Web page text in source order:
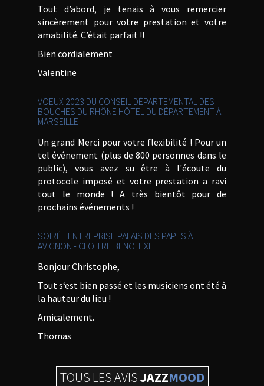
Tout d’abord, je tenais à vous remercier
sincèrement pour votre prestation et votre
amabilité. C’était parfait !!
Bien cordialement
Valentine
VOEUX 2023 DU CONSEIL DÉPARTEMENTAL DES
BOUCHES DU RHÔNE HÔTEL DU DÉPARTEMENT À
MARSEILLE
Un grand Merci pour votre flexibilité ! Pour un
tel événement (plus de 800 personnes dans le
public), vous avez su être à l'écoute du
protocole imposé et votre prestation a ravi
tout le monde ! A très bientôt pour de
prochains événements !
SOIRÉE ENTREPRISE PALAIS DES PAPES À
AVIGNON - CLOITRE BENOIT XII
Bonjour Christophe,
Tout s‘est bien passé et les musiciens ont été à
la hauteur du lieu !
Amicalement.
Thomas
TOUS LES AVISJAZZMOOD